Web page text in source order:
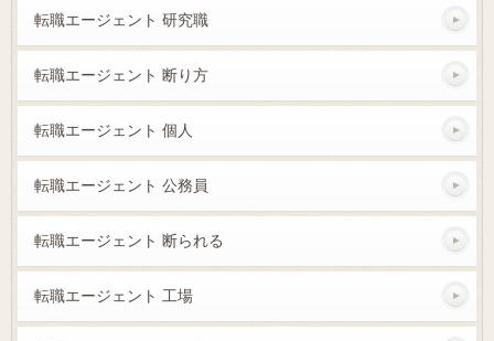
転職エージェント 研究職
転職エージェント 断り方
転職エージェント 個人
転職エージェント 公務員
転職エージェント 断られる
転職エージェント 工場